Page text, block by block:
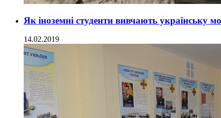
Як іноземні студенти вивчають українську
14.02.2019